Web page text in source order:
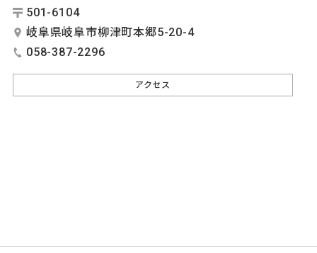
501-6104
岐阜県岐阜市柳津町本郷5-20-4
058-387-2296
アクセス